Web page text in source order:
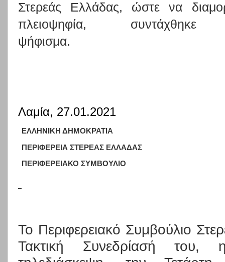
Στερεάς Ελλάδας, ώστε να
πλειοψηφία,
Λαμία, 27.01.2021
ΕΛΛΗΝΙΚΗ ΔΗΜΟΚΡΑΤΙΑ
ΠΕΡΙΦΕΡΕΙΑ ΣΤΕΡΕΑΣ ΕΛΛΑΔΑΣ
ΠΕΡΙΦΕΡΕΙΑΚΟ ΣΥΜΒΟΥΛΙΟ
Το Περιφερειακό Συμβούλιο
Τακτική Συνεδρίασή